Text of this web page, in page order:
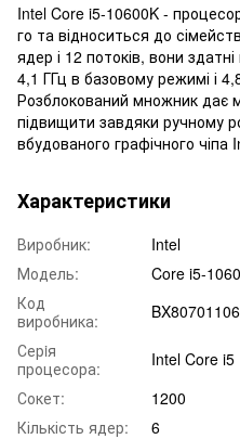
Intel Core i5-10600K -
го та відноситься до
ядер і 12 потоків, вони
4,1 ГГц в базовому режимі і
Розблокований множник дає
підвищити завдяки ручному
вбудованого графічного чіпа
Характеристики
Виробник:
Intel
Модель:
Core i5-
Код
виробника:
Серiя
процесора:
Intel Core i5
Сокет:
1200
Кількість ядер:
6